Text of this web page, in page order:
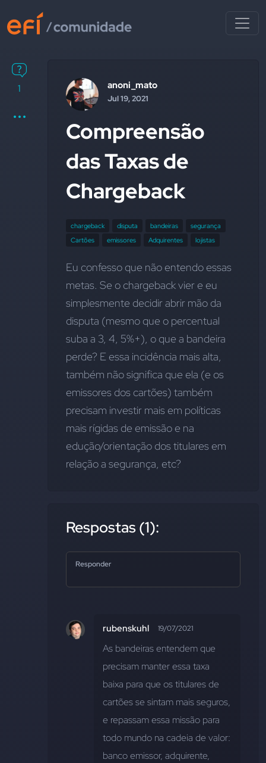
1 anoni_mato
Jul 19, 2021
Compreensão
das Taxas de
Chargeback
chargeback disputa bandeiras
segurança
Cartões
emissores Adquirentes lojistas
Eu confesso que não entendo essas
metas. Se o chargeback vier e eu
simplesmente decidir abrir mão da
disputa (mesmo que o percentual
suba a 3, 4, 5%+), o que a bandeira
perde? E essa incidência mais alta,
também não significa que ela (e os
emissores dos cartões) também
precisam investir mais em políticas
mais rígidas de emissão e na
edução/orientação dos titulares em
relação a segurança, etc?
Respostas (1):
Responder
rubenskuhl 19/07/2021
As bandeiras entendem que
precisam manter essa taxa
baixa para que os titulares de
cartões se sintam mais seguros,
e repassam essa missão para
todo mundo na cadeia de valor:
banco emissor, adquirente,